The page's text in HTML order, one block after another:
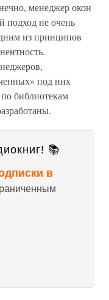
менеджер окон
подход не очень
из принципов
под них
библиотекам
📚
в